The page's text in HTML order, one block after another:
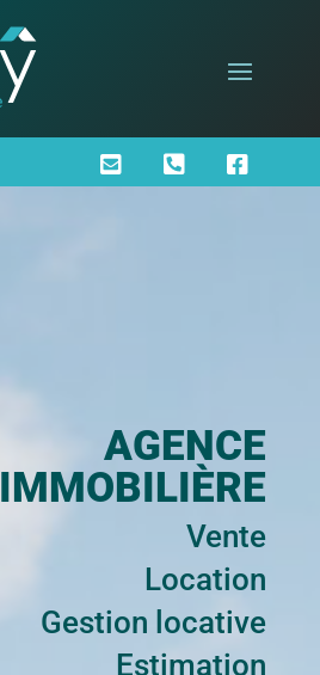
  
AGENCE
IMMOBILIÈRE
Vente
Location
Gestion locative
Estimation